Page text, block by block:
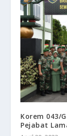
Korem 043/
Pejabat